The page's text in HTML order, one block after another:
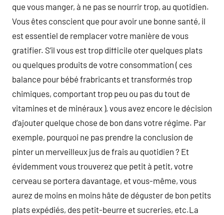
que vous manger, à ne pas se nourrir trop, au quotidien.
Vous êtes conscient que pour avoir une bonne santé, il
est essentiel de remplacer votre manière de vous
gratifier. S’il vous est trop difficile oter quelques plats
ou quelques produits de votre consommation ( ces
balance pour bébé frabricants et transformés trop
chimiques, comportant trop peu ou pas du tout de
vitamines et de minéraux ), vous avez encore le décision
d’ajouter quelque chose de bon dans votre régime. Par
exemple, pourquoi ne pas prendre la conclusion de
pinter un merveilleux jus de frais au quotidien ? Et
évidemment vous trouverez que petit à petit, votre
cerveau se portera davantage, et vous-même, vous
aurez de moins en moins hâte de déguster de bon petits
plats expédiés, des petit-beurre et sucreries, etc.La